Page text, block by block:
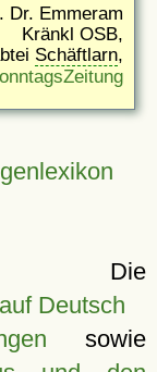
Dr. Emmeram
Kränkl OSB,
Schäftlarn,
Deutsch
sowie